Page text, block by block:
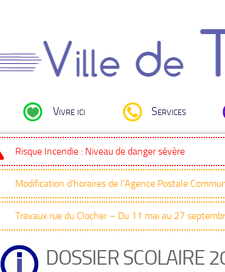
Vivre ici Services
Risque Incendie : Niveau de danger sévère
Modification d’horaires de l’Agence Postale
Travaux rue du Clocher – Du 11 mai au 27
DOSSIER SCOLAIRE